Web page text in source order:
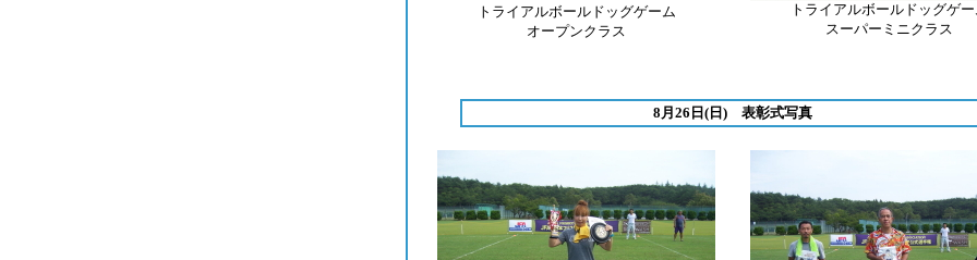
トライアルボールドッグゲーム
オープンクラス
トライアルボールドッグゲ
スーパーミニクラス
8月26日(日) 表彰式写真